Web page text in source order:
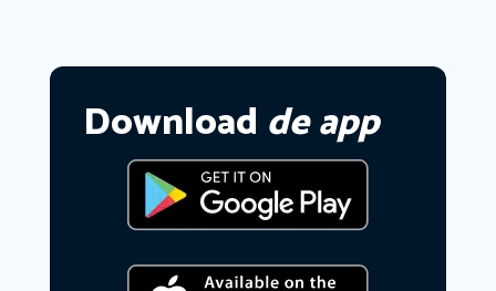
Download de app